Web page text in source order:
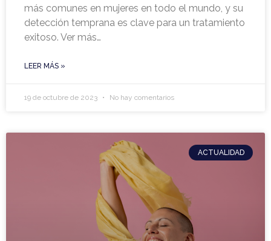
más comunes en mujeres en todo el mundo, y su
detección temprana es clave para un tratamiento
exitoso. Ver más…
LEER MÁS »
19 de octubre de 2023 No hay comentarios
ACTUALIDAD